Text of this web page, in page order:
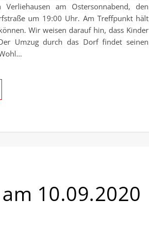
am Ostersonnabend, den
um 19:00 Uhr. Am Treffpunkt hält
Wir weisen darauf hin, dass Kinder
Umzug durch das Dorf findet seinen
10.09.2020